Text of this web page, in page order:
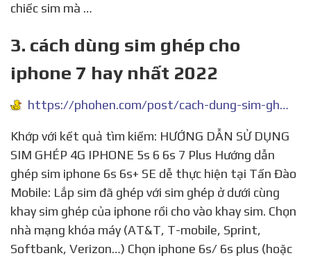
chiếc sim mà …
3. cách dùng sim ghép cho
iphone 7 hay nhất 2022
https://phohen.com/post/cach-dung-sim-ghep-cho-iphone-7/6149415
Khớp với kết quả tìm kiếm: HƯỚNG DẪN SỬ DỤNG
SIM GHÉP 4G IPHONE 5s 6 6s 7 Plus Hướng dẫn
ghép sim iphone 6s 6s+ SE dễ thực hiện tại Tấn Đào
Mobile: Lắp sim đã ghép với sim ghép ở dưới cùng
khay sim ghép của iphone rồi cho vào khay sim. Chọn
nhà mạng khóa máy (AT&T, T-mobile, Sprint,
Softbank, Verizon…) Chọn iphone 6s/ 6s plus (hoặc